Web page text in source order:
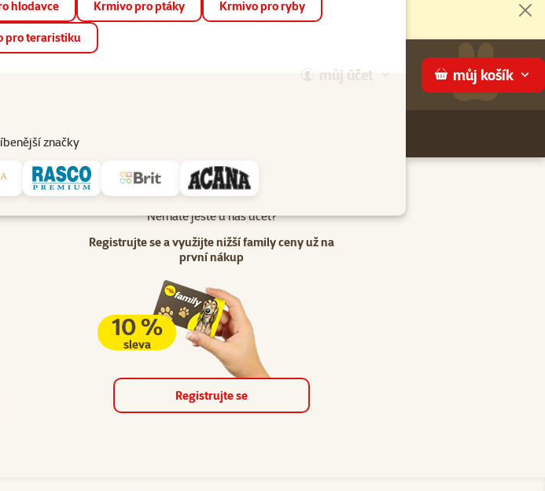
Super zoo.Více informací
můj účet můj košík
hlodavce Krmivo pro ptáky Krmivo pro ryby
pro teraristiku
značky
Služby
- přihlášení
Nemáte ještě u nás účet?
Registrujte se a využijte nižší family ceny už na
první nákup
10 %
sleva
Registrujte se